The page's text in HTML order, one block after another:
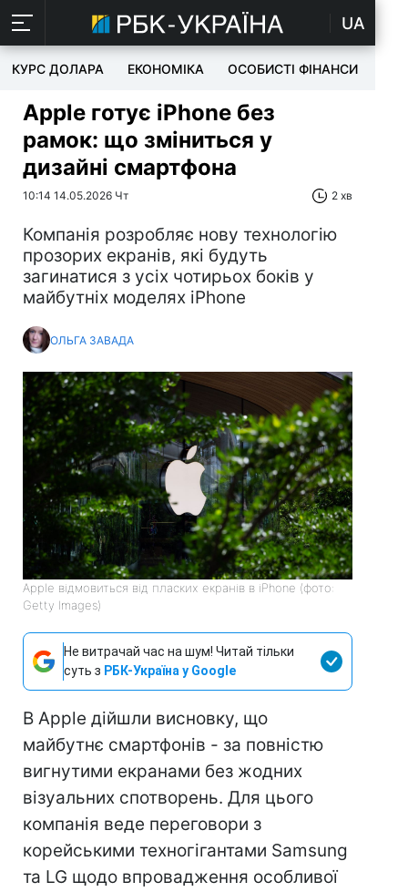
UA
КУРС ДОЛАРА ЕКОНОМІКА ОСОБИСТІ ФІНАНСИ
Apple готує iPhone без
рамок: що зміниться у
дизайні смартфона
10:14 14.05.2026 Чт 2 хв
Компанія розробляє нову технологію
прозорих екранів, які будуть
загинатися з усіх чотирьох боків у
майбутніх моделях iPhone
ОЛЬГА ЗАВАДА
Apple відмовиться від пласких екранів в iPhone (фото:
Getty Images)
Не витрачай час на шум! Читай тільки
суть з РБК-Україна у Google
В Apple дійшли висновку, що
майбутнє смартфонів - за повністю
вигнутими екранами без жодних
візуальних спотворень. Для цього
компанія веде переговори з
корейськими техногігантами Samsung
та LG щодо впровадження особливої